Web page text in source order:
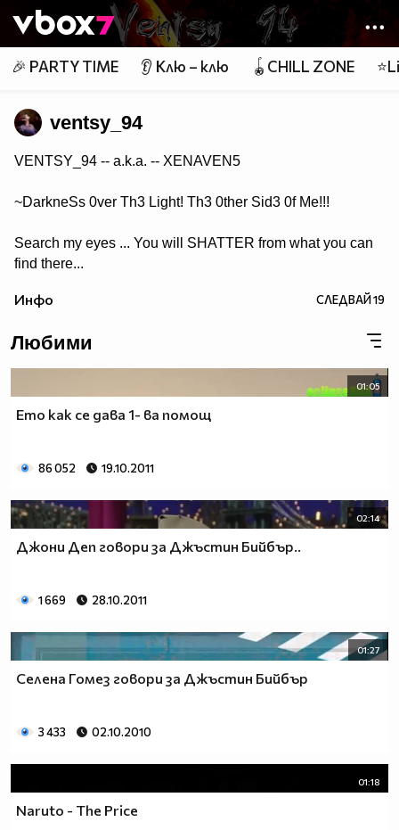
👾
🎉 PARTY TIME 👂 Клю – клю 🪀CHILL ZONE
ventsy_94
VENTSY_94 -- a.k.a. -- XENAVEN5
~DarkneSs 0ver Th3 Light! Th3 0ther Sid3 0f Me!!!
Search my eyes ... You will SHATTER from what you can
find there...
Инфо СЛЕДВАЙ19
Любими
01:05
Ето как се дава 1- ва помощ
86 052 19.10.2011
02:14
Джони Деп говори за Джъстин Бийбър..
1 669 28.10.2011
01:27
Селена Гомез говори за Джъстин Бийбър
3 433 02.10.2010
01:18
Naruto - The Price